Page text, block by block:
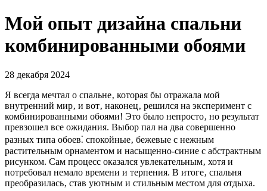
Мой опыт дизайна спальни
комбинированными обоями
28 декабря 2024
Я всегда мечтал о спальне‚ которая бы отражала мой
внутренний мир‚ и вот‚ наконец‚ решился на эксперимент с
комбинированными обоями! Это было непросто‚ но результат
превзошел все ожидания. Выбор пал на два совершенно
разных типа обоев⁚ спокойные‚ бежевые с нежным
растительным орнаментом и насыщенно-синие с абстрактным
рисунком. Сам процесс оказался увлекательным‚ хотя и
потребовал немало времени и терпения. В итоге‚ спальня
преобразилась‚ став уютным и стильным местом для отдыха.